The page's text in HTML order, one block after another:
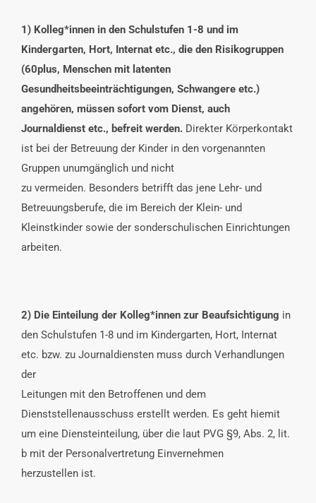
1) Kolleg*innen in den Schulstufen 1-8 und im
Kindergarten, Hort, Internat etc., die den Risikogruppen
(60plus, Menschen mit latenten
Gesundheitsbeeinträchtigungen, Schwangere etc.)
angehören, müssen sofort vom Dienst, auch
Journaldienst etc., befreit werden. Direkter Körperkontakt
ist bei der Betreuung der Kinder in den vorgenannten
Gruppen unumgänglich und nicht
zu vermeiden. Besonders betrifft das jene Lehr- und
Betreuungsberufe, die im Bereich der Klein- und
Kleinstkinder sowie der sonderschulischen Einrichtungen
arbeiten.
2) Die Einteilung der Kolleg*innen zur Beaufsichtigung in
den Schulstufen 1-8 und im Kindergarten, Hort, Internat
etc. bzw. zu Journaldiensten muss durch Verhandlungen
der
Leitungen mit den Betroffenen und dem
Dienststellenausschuss erstellt werden. Es geht hiemit
um eine Diensteinteilung, über die laut PVG §9, Abs. 2, lit.
b mit der Personalvertretung Einvernehmen
herzustellen ist.